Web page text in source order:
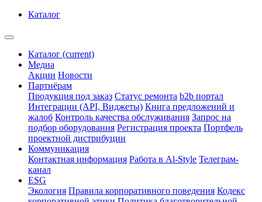
Каталог
Каталог (current)
Медиа
Акции Новости
Партнёрам
Продукция под заказ Статус ремонта b2b портал
Интеграции (API, Виджеты) Книга предложений и
жалоб Контроль качества обслуживания Запрос на
подбор оборудования Регистрация проекта Портфель
проектной дистрибуции
Коммуникация
Контактная информация Работа в Al-Style Телеграм-
канал
ESG
Экология Правила корпоративного поведения Кодекс